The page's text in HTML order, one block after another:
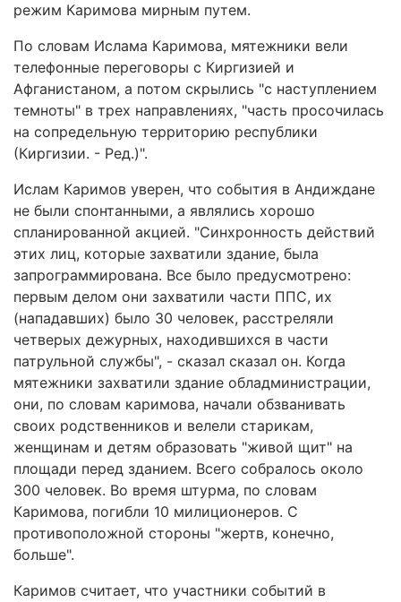
режим Каримова мирным путем.
По словам Ислама Каримова, мятежники вели
телефонные переговоры с Киргизией и
Афганистаном, а потом скрылись "с наступлением
темноты" в трех направлениях, "часть просочилась
на сопредельную территорию республики
(Киргизии. - Ред.)".
Ислам Каримов уверен, что события в Андиждане
не были спонтанными, а являлись хорошо
спланированной акцией. "Синхронность действий
этих лиц, которые захватили здание, была
запрограммирована. Все было предусмотрено:
первым делом они захватили части ППС, их
(нападавших) было 30 человек, расстреляли
четверых дежурных, находившихся в части
патрульной службы", - сказал сказал он. Когда
мятежники захватили здание обладминистрации,
они, по словам каримова, начали обзванивать
своих родственников и велели старикам,
женщинам и детям образовать "живой щит" на
площади перед зданием. Всего собралось около
300 человек. Во время штурма, по словам
Каримова, погибли 10 милиционеров. С
противоположной стороны "жертв, конечно,
больше".
Каримов считает, что участники событий в